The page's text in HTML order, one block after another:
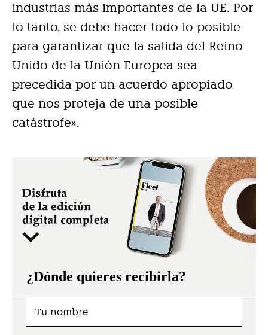
industrias más importantes de la UE. Por
lo tanto, se debe hacer todo lo posible
para garantizar que la salida del Reino
Unido de la Unión Europea sea
precedida por un acuerdo apropiado
que nos proteja de una posible
catástrofe».
¿Dónde quieres recibirla?